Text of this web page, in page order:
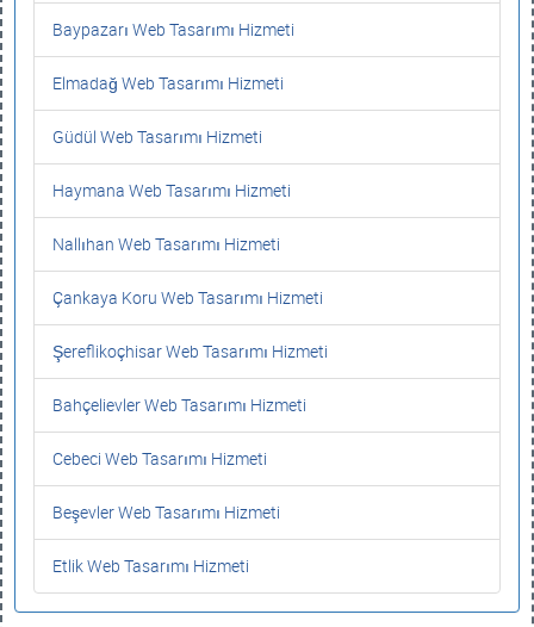
Baypazarı Web Tasarımı Hizmeti
Elmadağ Web Tasarımı Hizmeti
Güdül Web Tasarımı Hizmeti
Haymana Web Tasarımı Hizmeti
Nallıhan Web Tasarımı Hizmeti
Çankaya Koru Web Tasarımı Hizmeti
Şereflikoçhisar Web Tasarımı Hizmeti
Bahçelievler Web Tasarımı Hizmeti
Cebeci Web Tasarımı Hizmeti
Beşevler Web Tasarımı Hizmeti
Etlik Web Tasarımı Hizmeti